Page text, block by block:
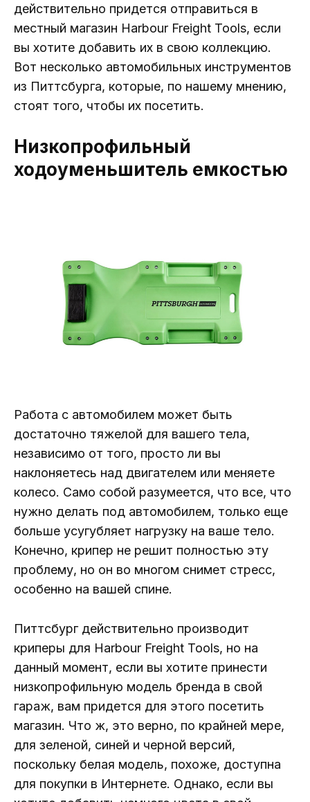
действительно придется отправиться в
местный магазин Harbour Freight Tools, если
вы хотите добавить их в свою коллекцию.
Вот несколько автомобильных инструментов
из Питтсбурга, которые, по нашему мнению,
стоят того, чтобы их посетить.
Низкопрофильный
ходоуменьшитель емкостью
Работа с автомобилем может быть
достаточно тяжелой для вашего тела,
независимо от того, просто ли вы
наклоняетесь над двигателем или меняете
колесо. Само собой разумеется, что все, что
нужно делать под автомобилем, только еще
больше усугубляет нагрузку на ваше тело.
Конечно, крипер не решит полностью эту
проблему, но он во многом снимет стресс,
особенно на вашей спине.
Питтсбург действительно производит
криперы для Harbour Freight Tools, но на
данный момент, если вы хотите принести
низкопрофильную модель бренда в свой
гараж, вам придется для этого посетить
магазин. Что ж, это верно, по крайней мере,
для зеленой, синей и черной версий,
поскольку белая модель, похоже, доступна
для покупки в Интернете. Однако, если вы